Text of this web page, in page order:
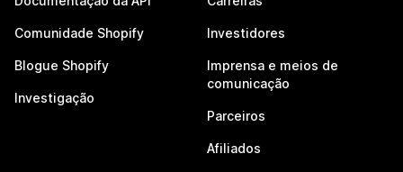
Comunidade Shopify
Blogue Shopify
Investigação
Investidores
Imprensa e meios de
comunicação
Parceiros
Afiliados